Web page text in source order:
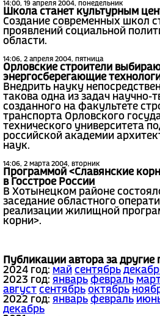
14:00, 19 апреля 2004, понедельник
Школа станет культурным
Создание современных школ
проявлений социальной
области.
14:06, 2 апреля 2004, пятница
Орловские строители
энергосберегающие
Внедрить науку
такова одна из задач научно-
созданного на факультете
транспорта Орловского
технического университета
российской академии
наук.
14:06, 2 марта 2004, вторник
Программой <Славянские
в Госстрое России
В Хотынецком районе
заседание областного
реализации жилищной
корни>.
Публикации автора за другие
2024 год: май сентябрь
2023 год: январь февраль
август сентябрь октябрь
2022 год: январь февраль
декабрь